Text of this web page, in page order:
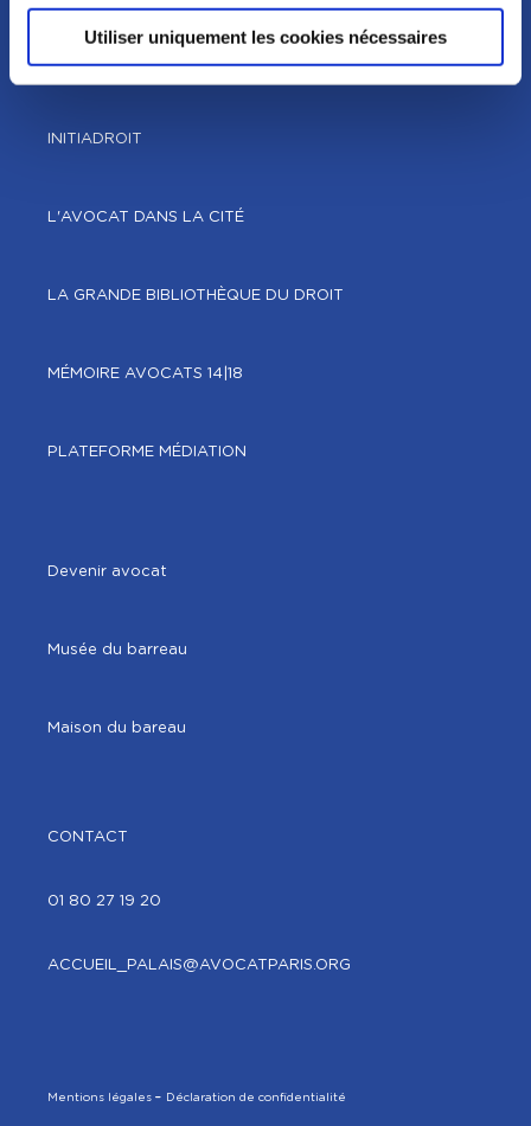
Utiliser uniquement les cookies nécessaires
BARREAU DE PARIS SOLIDARITÉ
INITIADROIT
L'AVOCAT DANS LA CITÉ
LA GRANDE BIBLIOTHÈQUE DU DROIT
MÉMOIRE AVOCATS 14|18
PLATEFORME MÉDIATION
Devenir avocat
Musée du barreau
Maison du bareau
CONTACT
01 80 27 19 20
ACCUEIL_PALAIS@AVOCATPARIS.ORG
Mentions légales Déclaration de confidentialité